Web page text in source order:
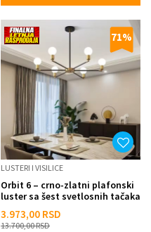
71%
LUSTERI I VISILICE
Orbit 6 – crno-zlatni plafonski
luster sa šest svetlosnih tačaka
3.973,00 RSD
13.700,00RSD